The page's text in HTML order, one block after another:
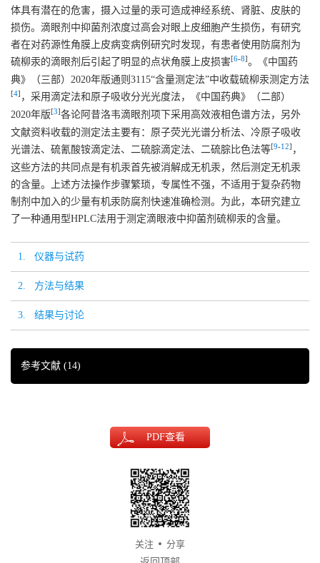
体具有潜在的危害，摄入过量的汞可造成神经系统、肾脏、皮肤的
损伤。滴眼剂中抑菌剂浓度过高会对眼上皮细胞产生损伤，有研究
者在对药源性角膜上皮病变病例研究时发现，有患者使用防腐剂为
硫柳汞的滴眼剂后引起了明显的点状角膜上皮损害[6-8]。《中国药
典》（三部）2020年版通则3115“含量测定法”中收载硫柳汞测定方法
[4] ，采用滴定法和原子吸收分光光度法，《中国药典》（二部）
2020年版[3]各论阿昔洛韦滴眼剂项下采用高效液相色谱方法，另外
文献资料收载的测定法主要有：原子荧光光谱分析法、冷原子吸收
光谱法、硫氰酸铵滴定法、二硫腙滴定法、二硫腙比色法等[9-12] ，
这些方法的共同点是有机汞首先被消解成无机汞，然后测定无机汞
的含量。上述方法操作步骤繁琐，专属性不强，不适用于复杂药物
制剂中加入的少量有机汞防腐剂快速准确检测。为此，本研究建立
了一种通用型HPLC法用于测定滴眼液中抑菌剂硫柳汞的含量。
1. 仪器与试药
2. 方法与结果
3. 结果与讨论
参考文献 (14)
PDF查看
关注
分享